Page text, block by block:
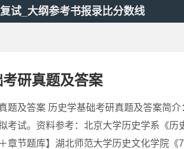
试_大纲参考书报录比分数线
研真题及答案
题及答案 历史学基础考研真题及答案简
考试。资料参考：北京大学历史学系《
章节题库】湖北师范大学历史文化学院